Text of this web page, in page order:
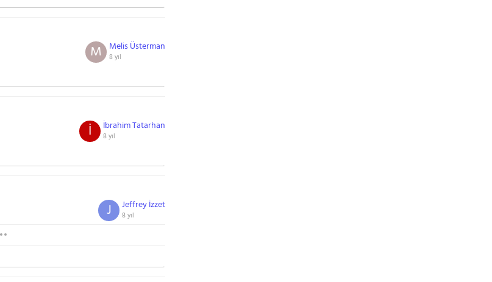
Melis Üsterman
8 yıl
M
İbrahim Tatarhan
8 yıl
İ
Jeffrey İzzet
8 yıl
J